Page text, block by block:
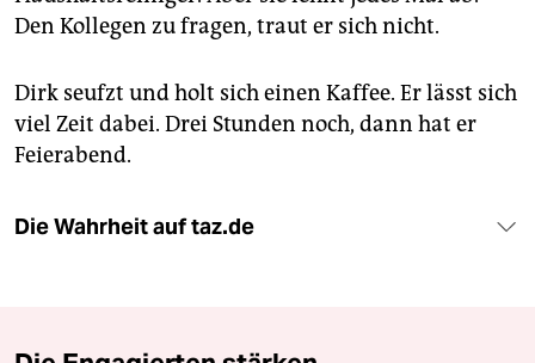
Den Kollegen zu fragen, traut er sich nicht.
Dirk seufzt und holt sich einen Kaffee. Er lässt sich
viel Zeit dabei. Drei Stunden noch, dann hat er
Feierabend.
Die Wahrheit auf taz.de